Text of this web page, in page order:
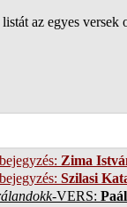
az egyes versek
Zima
Szilasi
-VERS: